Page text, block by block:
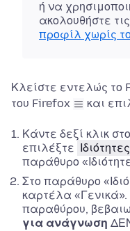
ή να
ακολουθήστε
προφίλ χωρίς
Κλείστε εντελώς το
του Firefox
και
Κάντε δεξί κλικ
επιλέξτε
Ιδιότητες
παράθυρο
Στο παράθυρο
καρτέλα
παραθύρου,
για ανάγνωση